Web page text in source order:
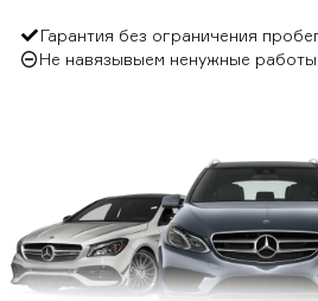
Гарантия без ограничения
Не навязывыем ненужные работы